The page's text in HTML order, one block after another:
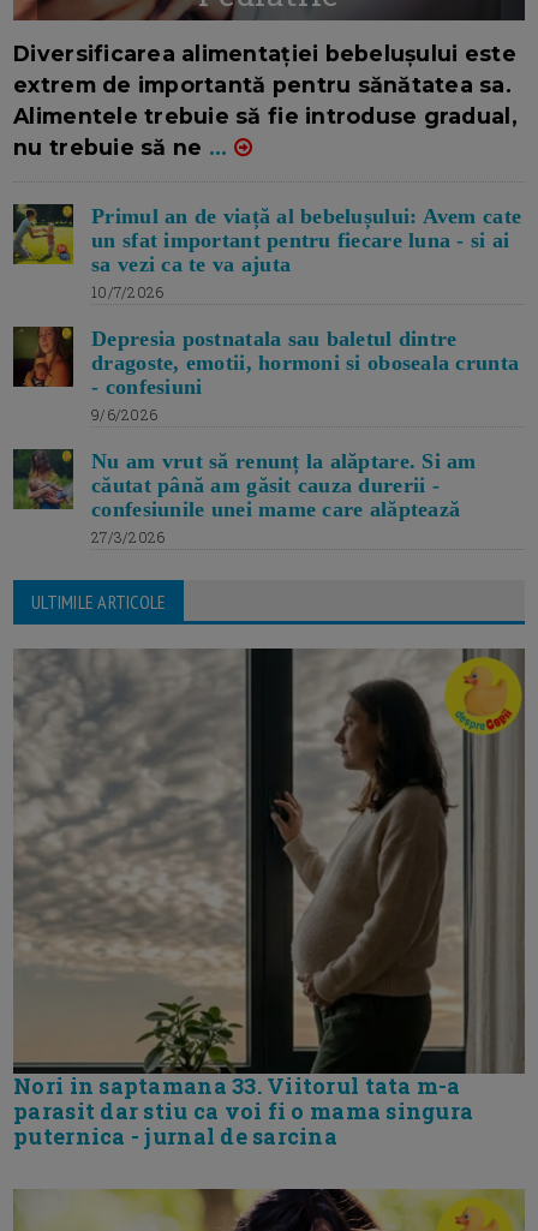
Diversificarea alimentației bebelușului este
extrem de importantă pentru sănătatea sa.
Alimentele trebuie să fie introduse gradual,
nu trebuie să ne ...
Primul an de viață al bebelușului: Avem cate
un sfat important pentru fiecare luna - si ai
sa vezi ca te va ajuta
10/7/2026
Depresia postnatala sau baletul dintre
dragoste, emotii, hormoni si oboseala crunta
- confesiuni
9/6/2026
Nu am vrut să renunț la alăptare. Si am
căutat până am găsit cauza durerii -
confesiunile unei mame care alăptează
27/3/2026
ULTIMILE ARTICOLE
Nori in saptamana 33. Viitorul tata m-a
parasit dar stiu ca voi fi o mama singura
puternica - jurnal de sarcina